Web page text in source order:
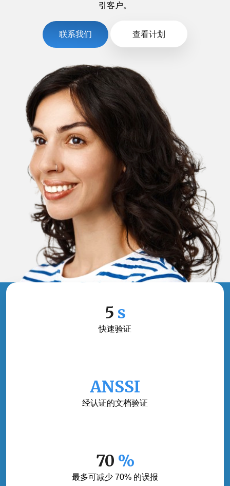
引客户。
联系我们 查看计划
5 s
快速验证
ANSSI
经认证的文档验证
70 %
最多可减少 70% 的误报